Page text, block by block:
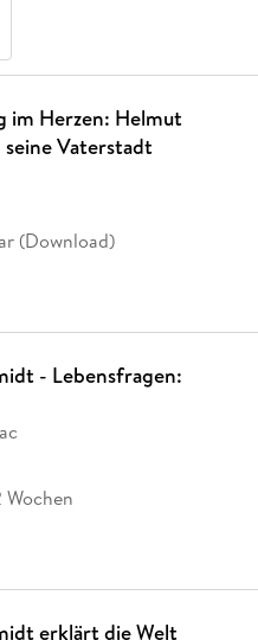
im Herzen: Helmut
Vaterstadt
(Download)
- Lebensfragen:
Wochen
erklärt die Welt